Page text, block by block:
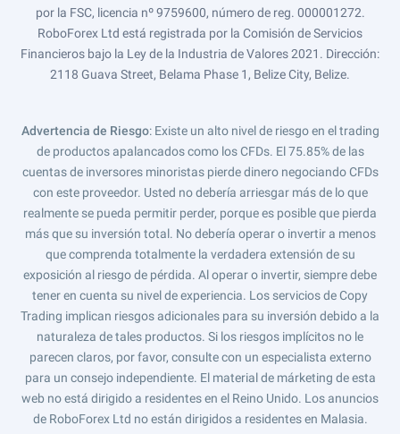
por la FSC, licencia nº 9759600, número de reg. 000001272.
RoboForex Ltd está registrada por la Comisión de Servicios
Financieros bajo la Ley de la Industria de Valores 2021. Dirección:
2118 Guava Street, Belama Phase 1, Belize City, Belize.
Advertencia de Riesgo: Existe un alto nivel de riesgo en el trading
de productos apalancados como los CFDs. El 75.85% de las
cuentas de inversores minoristas pierde dinero negociando CFDs
con este proveedor. Usted no debería arriesgar más de lo que
realmente se pueda permitir perder, porque es posible que pierda
más que su inversión total. No debería operar o invertir a menos
que comprenda totalmente la verdadera extensión de su
exposición al riesgo de pérdida. Al operar o invertir, siempre debe
tener en cuenta su nivel de experiencia. Los servicios de Copy
Trading implican riesgos adicionales para su inversión debido a la
naturaleza de tales productos. Si los riesgos implícitos no le
parecen claros, por favor, consulte con un especialista externo
para un consejo independiente. El material de márketing de esta
web no está dirigido a residentes en el Reino Unido. Los anuncios
de RoboForex Ltd no están dirigidos a residentes en Malasia.